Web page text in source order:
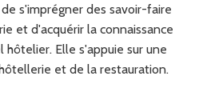
s'imprégner des savoir-faire
et d'acquérir la connaissance
Elle s'appuie sur une
et de la restauration.